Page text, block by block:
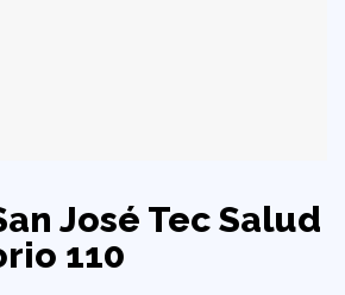
José Tec Salud
110